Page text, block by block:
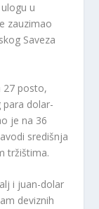
u
zauzimao
Saveza
27 posto,
para dolar-
je na 36
središnja
tržištima.
i juan-dolar
deviznih